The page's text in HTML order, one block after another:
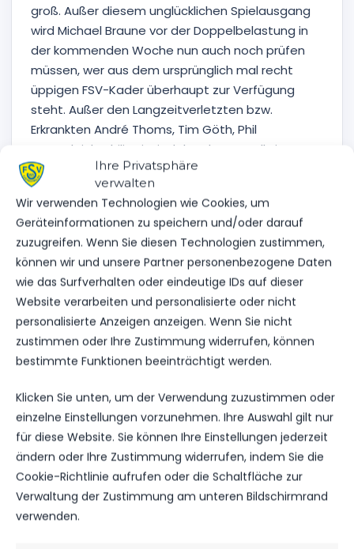
Ihre Privatsphäre
verwalten
Wir verwenden Technologien wie Cookies, um
Geräteinformationen zu speichern und/oder darauf
zuzugreifen. Wenn Sie diesen Technologien zustimmen,
können wir und unsere Partner personenbezogene Daten
wie das Surfverhalten oder eindeutige IDs auf dieser
Website verarbeiten und personalisierte oder nicht
personalisierte Anzeigen anzeigen. Wenn Sie nicht
zustimmen oder Ihre Zustimmung widerrufen, können
bestimmte Funktionen beeinträchtigt werden.
Klicken Sie unten, um der Verwendung zuzustimmen oder
einzelne Einstellungen vorzunehmen. Ihre Auswahl gilt nur
für diese Website. Sie können Ihre Einstellungen jederzeit
ändern oder Ihre Zustimmung widerrufen, indem Sie die
Cookie-Richtlinie aufrufen oder die Schaltfläche zur
Verwaltung der Zustimmung am unteren Bildschirmrand
verwenden.
groß. Außer diesem unglücklichen Spielausgang
wird Michael Braune vor der Doppelbelastung in
der kommenden Woche nun auch noch prüfen
müssen, wer aus dem ursprünglich mal recht
üppigen FSV-Kader überhaupt zur Verfügung
steht. Außer den Langzeitverletzten bzw.
Erkrankten André Thoms, Tim Göth, Phil
Butendeich, Philip Einsiedel und Leon Hellwig
mussten in Lichtenberg auch noch Christian Flath
und Lucas Vierling das Feld verletzungsbedingt
verlassen. Außerdem müssen die meisten der
Kicker nach einem Arbeitstag auch erstmal
pünktlich zum Abfahrtstermin zur mehrstündigen
Fahrt in Richtung Erfurt zur Verfügung stehen.
Daher brechen die Luckenwalder sicher nicht mit
allzu großen Ambitionen in Richtung Thüringens
Landeshauptstadt auf.
aber die Auseinandersetzung am kommenden
Samstag im Werner-Seelenbinder-Stadion
gegen den ZFC Meuselwitz sein. Die Rand-
Thüringer liegen nach der jüngsten 0:2-Niederlage
gegen die VSG Altglienicke mit lediglich zwei
Punkten Rückstand direkt hinter dem FSV 63 auf
dem 15.Tabellenrang.